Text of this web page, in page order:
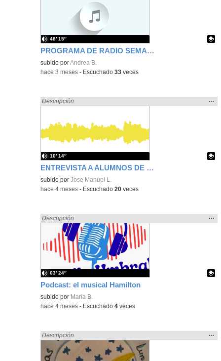
PROGRAMA DE RADIO SEMANA CULTURAL 23-3-2026
Contenido educativo.
subido porAndrea B.
48′ 15″
-hace 3 meses - Escuchado33 veces
ENTREVISTA A ALUMNOS DE 4 ESO + EMPRESA
Encontrado «Experiencias» en:
Descripción
la
…
Contenido educativo.
subido porJose Manuel L.
10′ 14″
-hace 4 meses - Escuchado20 veces
Podcast: el musical Hamilton
Encontrado «Experiencias» en:
Descripción
la
…
Contenido educativo.
subido por Maria B.
03′ 24″
-hace 4 meses - Escuchado4 veces
Encontrado «Experiencias» en:
Descripción
la
…